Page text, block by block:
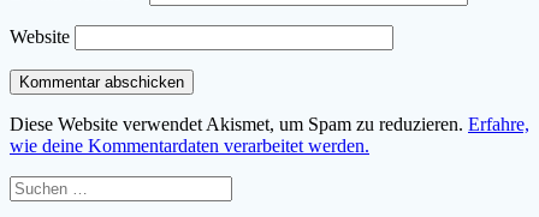
Website
Diese Website verwendet Akismet, um Spam zu reduzieren. Erfahre,
wie deine Kommentardaten verarbeitet werden.
Suchen
nach: